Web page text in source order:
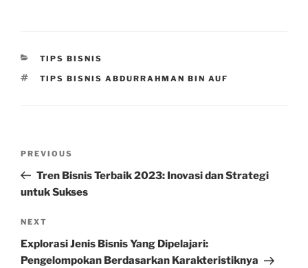
CATEGORIES
TIPS BISNIS
TAGS
TIPS BISNIS ABDURRAHMAN BIN AUF
Previous
Post
PREVIOUS
Tren Bisnis Terbaik 2023: Inovasi dan Strategi
untuk Sukses
Next
Post
NEXT
Explorasi Jenis Bisnis Yang Dipelajari:
Pengelompokan Berdasarkan Karakteristiknya